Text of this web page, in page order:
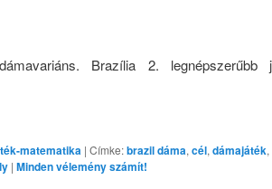
Brazília 2. legnépszerűbb
matematika | Címke:brazil dáma, cél, dámajáték,
| Minden vélemény számít!